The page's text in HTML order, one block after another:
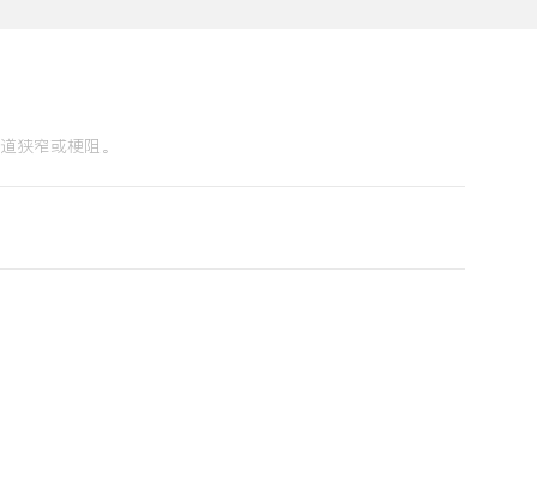
狭窄或梗阻。